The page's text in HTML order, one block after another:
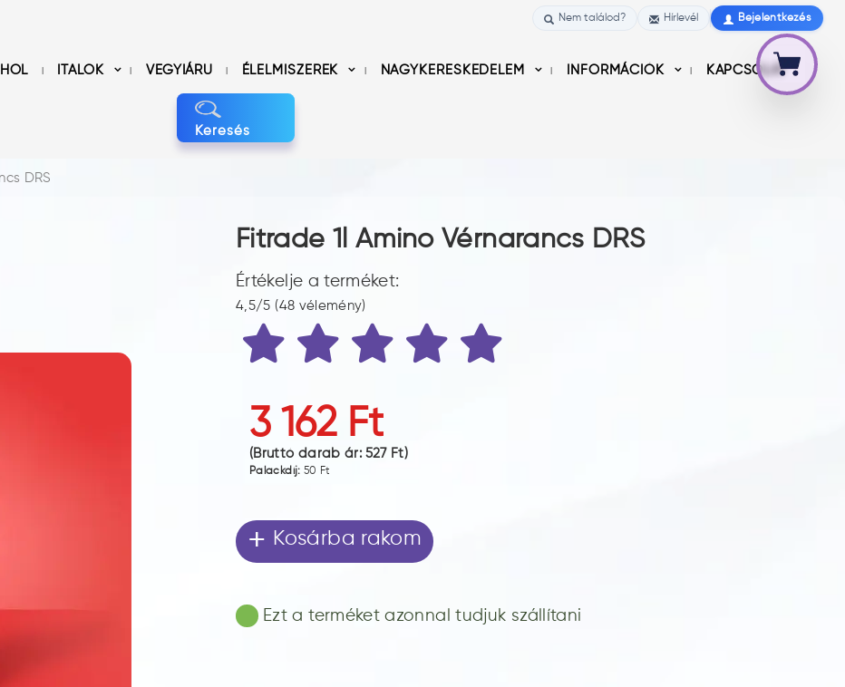
Nem találod? Hírlevél Bejelentkezés
ITALOK VEGYIÁRU ÉLELMISZEREK NAGYKERESKEDELEM INFORMÁCIÓK KAPCSOLAT
Keresés
DRS
Fitrade 1l Amino Vérnarancs DRS
Értékelje a terméket:
4,5/5 (48 vélemény)
3 162 Ft
(Bruttó darab ár:527 Ft)
Palackdíj: 50 Ft
+ Kosárba rakom
Ezt a terméket azonnal tudjuk szállítani